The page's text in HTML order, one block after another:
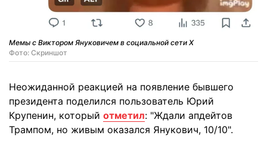
Мемы с Виктором Януковичем в социальной сети X
Фото: Скриншот
Неожиданной реакцией на появление бывшего
президента поделился пользователь Юрий
Крупенин, который отметил: "Ждали апдейтов
Трампом, но живым оказался Янукович, 10/10".